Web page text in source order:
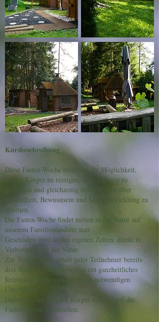
Kursbeschreibung
Diese Fasten-Woche bietet dir die Möglichkeit,
deinen Körper zu reinigen, neue Energie zu
gewinnen und gleichzeitig tiefes Wissen über
Gesundheit, Bewusstsein und Selbstentwicklung zu
erlernen.
Die Fasten-Woche findet mitten in der Natur auf
unserem Familienlandsitz statt.
Geschlafen wird in den eigenen Zelten, direkt in
Verbindung mit der Natur.
Zur Vorbereitung erhält jeder Teilnehmer bereits
drei Wochen vor Kursbeginn ein ganzheitliches
Reinigungsprogramm mit allen notwendigen
Unterlagen.
Dadurch kann sich der Körper optimal auf die
Fasten-Woche vorbereiten.